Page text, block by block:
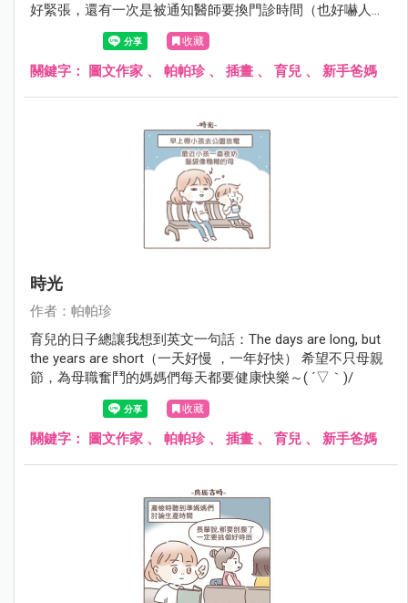
好緊張，還有一次是被通知醫師要換門診時間（也好嚇人
啊！）現在網路太方便，會查到很多準爸媽分享許多虛驚一
場的檢查報告 （通常第一次檢查異常,會再被要求第二次更精
細的檢查），或真的有狀況的......看了都會跟著很難過 (｡･
收藏
關鍵字： 圖文作家 、 帕帕珍、 插畫 、 育兒 、 新手爸媽
時光
作者：帕帕珍
育兒的日子總讓我想到英文一句話：The days are long, but
the years are short（一天好慢 ，一年好快） 希望不只母親
節，為母職奮鬥的媽媽們每天都要健康快樂～( ´▽｀)/
收藏
關鍵字： 圖文作家 、 帕帕珍、 插畫 、 育兒 、 新手爸媽